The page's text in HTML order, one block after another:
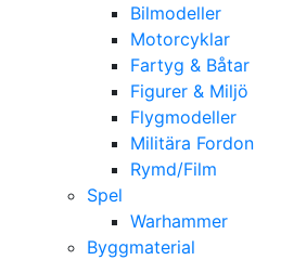
Bilmodeller
Motorcyklar
Fartyg & Båtar
Figurer & Miljö
Flygmodeller
Militära Fordon
Rymd/Film
Spel
Warhammer
Byggmaterial